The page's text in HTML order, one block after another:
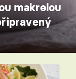
makrelou